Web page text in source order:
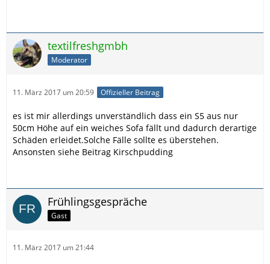
textilfreshgmbh
Moderator
11. März 2017 um 20:59 Offizieller Beitrag
es ist mir allerdings unverständlich dass ein S5 aus nur
50cm Höhe auf ein weiches Sofa fällt und dadurch derartige
Schäden erleidet.Solche Fälle sollte es überstehen.
Ansonsten siehe Beitrag Kirschpudding
Frühlingsgespräche
Gast
11. März 2017 um 21:44